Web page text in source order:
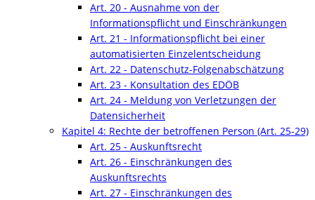
Art. 20 - Ausnahme von der
Informationspflicht und Einschränkungen
Art. 21 - Informationspflicht bei einer
automatisierten Einzelentscheidung
Art. 22 - Datenschutz-Folgenabschätzung
Art. 23 - Konsultation des EDÖB
Art. 24 - Meldung von Verletzungen der
Datensicherheit
Kapitel 4: Rechte der betroffenen Person (Art. 25-29)
Art. 25 - Auskunftsrecht
Art. 26 - Einschränkungen des
Auskunftsrechts
Art. 27 - Einschränkungen des